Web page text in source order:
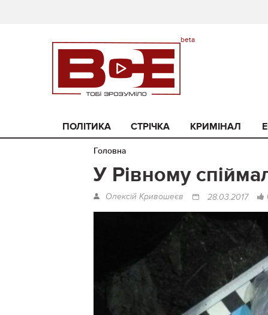
ПОЛІТИКА СТРІЧКА КРИМІНАЛ
Головна
У Рівному
Олексій Кривошеєв 28.03.2017